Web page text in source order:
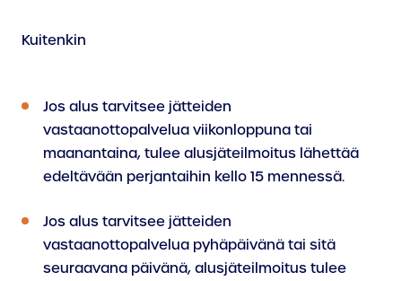
Kuitenkin
Jos alus tarvitsee jätteiden
vastaanottopalvelua viikonloppuna tai
maanantaina, tulee alusjäteilmoitus lähettää
edeltävään perjantaihin kello 15 mennessä.
Jos alus tarvitsee jätteiden
vastaanottopalvelua pyhäpäivänä tai sitä
seuraavana päivänä, alusjäteilmoitus tulee